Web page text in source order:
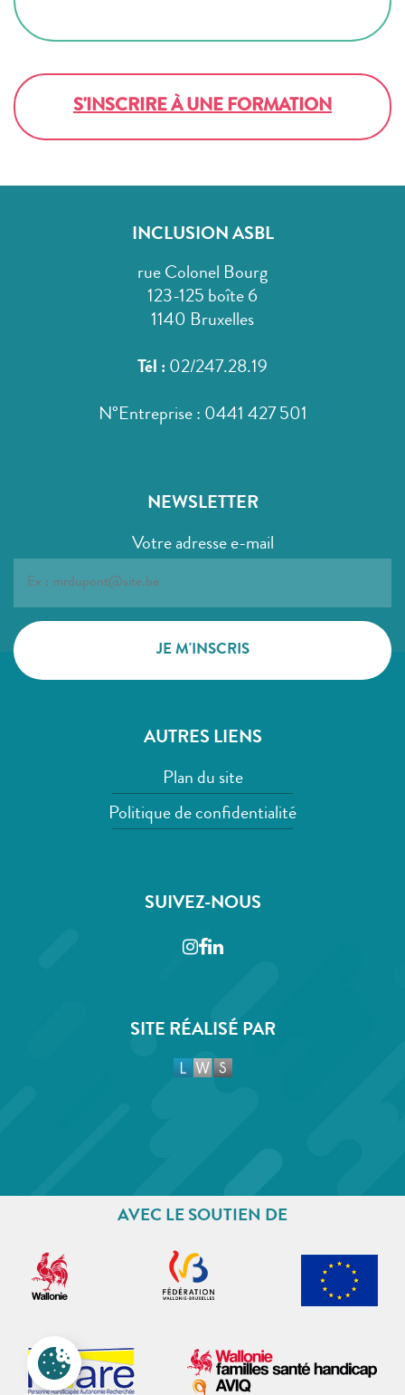
S'INSCRIRE À UNE FORMATION
INCLUSION ASBL
rue Colonel Bourg
123-125 boîte 6
1140 Bruxelles
Tél : 02/247.28.19
N°Entreprise : 0441 427 501
NEWSLETTER
Votre adresse e-mail
AUTRES LIENS
Plan du site
Politique de confidentialité
SUIVEZ-NOUS
Instagram
Facebook
LinkedIn
SITE RÉALISÉ PAR
AVEC LE SOUTIEN DE